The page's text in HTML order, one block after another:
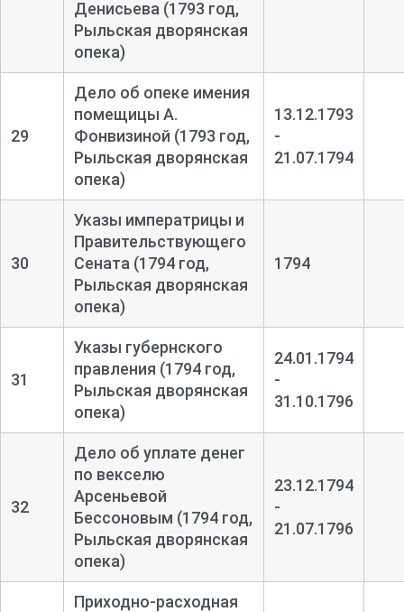
Денисьева (1793 год,
Рыльская дворянская
опека)
29
Дело об опеке имения
помещицы А.
Фонвизиной (1793 год,
Рыльская дворянская
опека)
13.12.1793
-
21.07.1794
30
Указы императрицы и
Правительствующего
Сената (1794 год,
Рыльская дворянская
опека)
1794
31
Указы губернского
правления (1794 год,
Рыльская дворянская
опека)
24.01.1794
-
31.10.1796
32
Дело об уплате денег
по векселю
Арсеньевой
Бессоновым (1794 год,
Рыльская дворянская
опека)
23.12.1794
-
21.07.1796
Приходно-расходная